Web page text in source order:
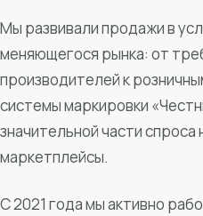
Мы развивали продажи в
меняющегося рынка: от
производителей к
системы маркировки
значительной части спроса
маркетплейсы.
С 2021 года мы активно